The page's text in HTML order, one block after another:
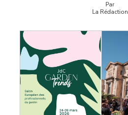
Par
La Rédaction